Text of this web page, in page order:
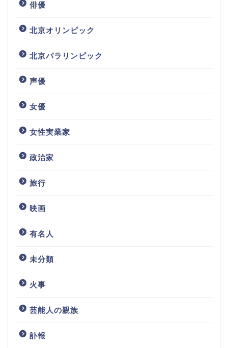
俳優
北京オリンピック
北京パラリンピック
声優
女優
女性実業家
政治家
旅行
映画
有名人
未分類
火事
芸能人の親族
訃報